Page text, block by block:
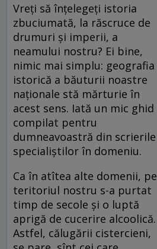
Vreți să înțelegeți istoria
zbuciumată, la răscruce de
drumuri și imperii, a
neamului nostru? Ei bine,
nimic mai simplu: geografia
istorică a băuturii noastre
naționale stă mărturie în
acest sens. Iată un mic ghid
compilat pentru
dumneavoastră din scrierile
specialiștilor în domeniu.
Ca în atîtea alte domenii, pe
teritoriul nostru s-a purtat
timp de secole și o luptă
aprigă de cucerire alcoolică.
Astfel, călugării cistercieni,